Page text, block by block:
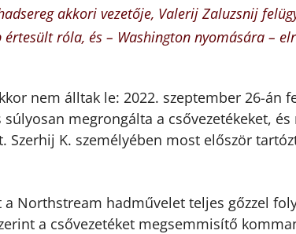
akkori vezetője, Valerij Zaluzsnij
értesült róla, és – Washington nyomására –
nem álltak le: 2022. szeptember 26-án
súlyosan megrongálta a csővezetékeket,
Szerhij K. személyében most először
Northstream hadművelet teljes gőzzel
a csővezetéket megsemmisítő